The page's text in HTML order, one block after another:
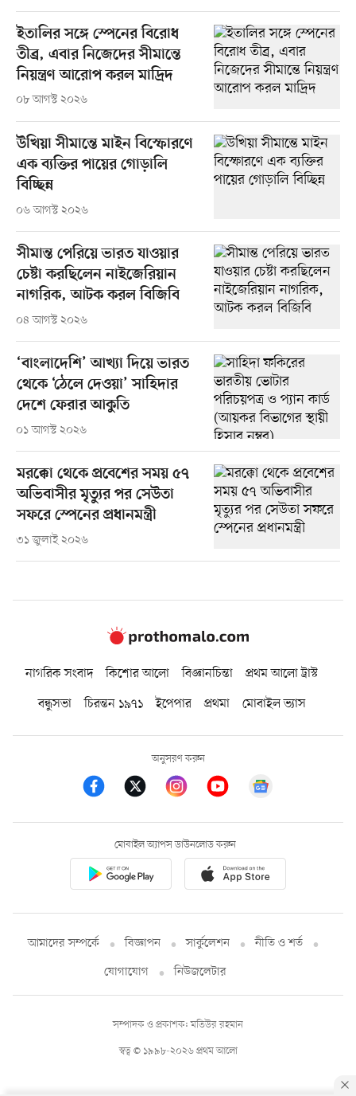
ইতালির সঙ্গে স্পেনের বিরোধ
তীব্র, এবার নিজেদের সীমান্তে
নিয়ন্ত্রণ আরোপ করল মাদ্রিদ
০৮ আগস্ট ২০২৬
উখিয়া সীমান্তে মাইন বিস্ফোরণে
এক ব্যক্তির পায়ের গোড়ালি
বিচ্ছিন্ন
০৬ আগস্ট ২০২৬
সীমান্ত পেরিয়ে ভারত যাওয়ার
চেষ্টা করছিলেন নাইজেরিয়ান
নাগরিক, আটক করল বিজিবি
০৪ আগস্ট ২০২৬
‘বাংলাদেশি’ আখ্যা দিয়ে ভারত
থেকে ‘ঠেলে দেওয়া’ সাহিদার
দেশে ফেরার আকুতি
০১ আগস্ট ২০২৬
মরক্কো থেকে প্রবেশের সময় ৫৭
অভিবাসীর মৃত্যুর পর সেউতা
সফরে স্পেনের প্রধানমন্ত্রী
৩১ জুলাই ২০২৬
নাগরিক সংবাদ কিশোর আলো বিজ্ঞানচিন্তা
প্রথম আলো ট্রাস্ট
বন্ধুসভা
চিরন্তন ১৯৭১ ইপেপার প্রথমা মোবাইল ভ্যাস
অনুসরণ করুন
মোবাইল অ্যাপস ডাউনলোড করুন
আমাদের সম্পর্কে বিজ্ঞাপন সার্কুলেশন
নীতি ও শর্ত
যোগাযোগ
নিউজলেটার
স্বত্ব © ১৯৯৮-২০২৬ প্রথম আলো
সম্পাদক ও প্রকাশক: মতিউর রহমান